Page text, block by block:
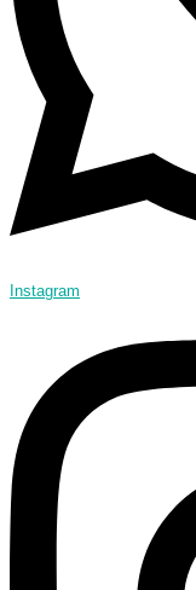
Instagram